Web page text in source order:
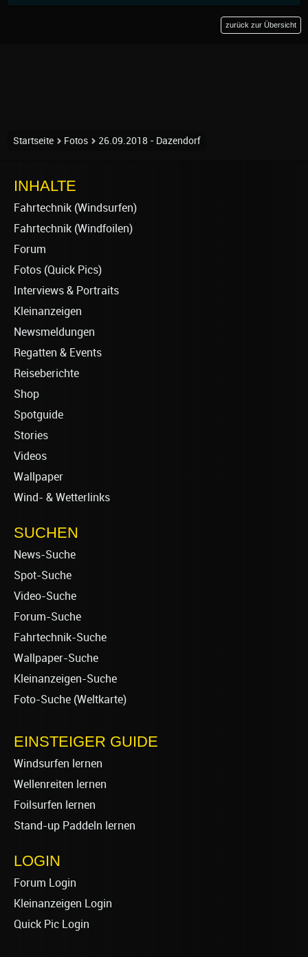
zurück zur Übersicht
Startseite Fotos 26.09.2018 - Dazendorf
INHALTE
Fahrtechnik (Windsurfen)
Fahrtechnik (Windfoilen)
Forum
Fotos (Quick Pics)
Interviews & Portraits
Kleinanzeigen
Newsmeldungen
Regatten & Events
Reiseberichte
Shop
Spotguide
Stories
Videos
Wallpaper
Wind- & Wetterlinks
SUCHEN
News-Suche
Spot-Suche
Video-Suche
Forum-Suche
Fahrtechnik-Suche
Wallpaper-Suche
Kleinanzeigen-Suche
Foto-Suche (Weltkarte)
EINSTEIGER GUIDE
Windsurfen lernen
Wellenreiten lernen
Foilsurfen lernen
Stand-up Paddeln lernen
LOGIN
Forum Login
Kleinanzeigen Login
Quick Pic Login